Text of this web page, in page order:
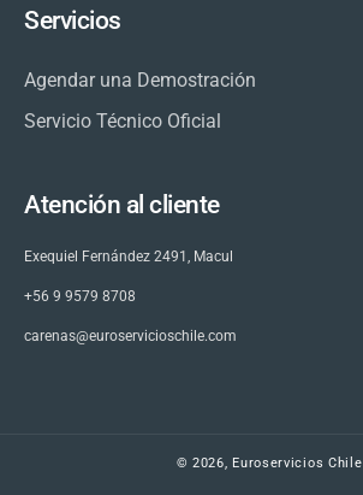
Servicios
Agendar una Demostración
Servicio Técnico Oficial
Atención al cliente
Exequiel Fernández 2491, Macul
+56 9 9579 8708
carenas@euroservicioschile.com
© 2026, Euroservicios Chile